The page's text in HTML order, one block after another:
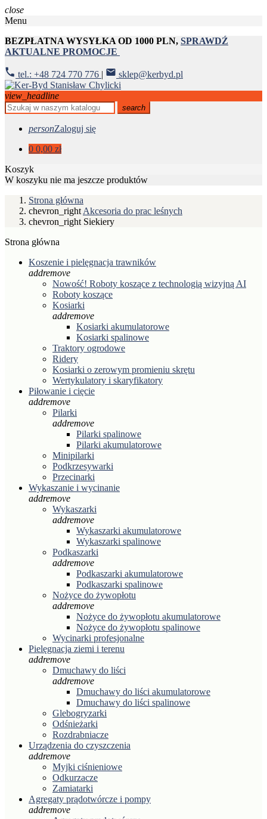
close
Menu
BEZPŁATNA WYSYŁKA OD 1000 PLN, SPRAWDŹ
AKTUALNE PROMOCJE
tel.: +48 724 770 776 | sklep@kerbyd.pl
view_headline
search
personZaloguj się
0 0,00 zł
Koszyk
W koszyku nie ma jeszcze produktów
Strona główna
chevron_right Akcesoria do prac leśnych
chevron_right Siekiery
Strona główna
Koszenie i pielęgnacja trawników
addremove
Nowość! Roboty koszące z technologią wizyjną AI
Roboty koszące
Kosiarki
addremove
Kosiarki akumulatorowe
Kosiarki spalinowe
Traktory ogrodowe
Ridery
Kosiarki o zerowym promieniu skrętu
Wertykulatory i skaryfikatory
Piłowanie i cięcie
addremove
Pilarki
addremove
Pilarki spalinowe
Pilarki akumulatorowe
Minipilarki
Podkrzesywarki
Przecinarki
Wykaszanie i wycinanie
addremove
Wykaszarki
addremove
Wykaszarki akumulatorowe
Wykaszarki spalinowe
Podkaszarki
addremove
Podkaszarki akumulatorowe
Podkaszarki spalinowe
Nożyce do żywopłotu
addremove
Nożyce do żywopłotu akumulatorowe
Nożyce do żywopłotu spalinowe
Wycinarki profesjonalne
Pielęgnacja ziemi i terenu
addremove
Dmuchawy do liści
addremove
Dmuchawy do liści akumulatorowe
Dmuchawy do liści spalinowe
Glebogryzarki
Odśnieżarki
Rozdrabniacze
Urządzenia do czyszczenia
addremove
Myjki ciśnieniowe
Odkurzacze
Zamiatarki
Agregaty prądotwórcze i pompy
addremove